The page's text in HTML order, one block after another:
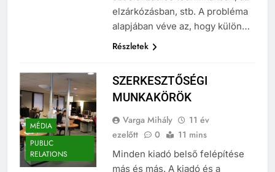
szocializációs technikákban, az
elzárkózásban, stb. A probléma
MÉDIA
PUBLIC
RELATIONS
SZERKESZTŐSÉGI
Varga Mihály
11 év
Minden kiadó belső felépítése